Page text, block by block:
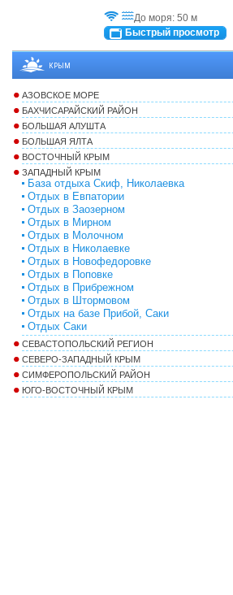
До моря: 50 м
Быстрый просмотр
КРЫМ
АЗОВСКОЕ МОРЕ
БАХЧИСАРАЙСКИЙ РАЙОН
БОЛЬШАЯ АЛУШТА
БОЛЬШАЯ ЯЛТА
ВОСТОЧНЫЙ КРЫМ
ЗАПАДНЫЙ КРЫМ
База отдыха Скиф, Николаевка
Отдых в Евпатории
Отдых в Заозерном
Отдых в Мирном
Отдых в Молочном
Отдых в Николаевке
Отдых в Новофедоровке
Отдых в Поповке
Отдых в Прибрежном
Отдых в Штормовом
Отдых на базе Прибой, Саки
Отдых Саки
СЕВАСТОПОЛЬСКИЙ РЕГИОН
СЕВЕРО-ЗАПАДНЫЙ КРЫМ
СИМФЕРОПОЛЬСКИЙ РАЙОН
ЮГО-ВОСТОЧНЫЙ КРЫМ